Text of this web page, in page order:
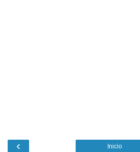
‹ Inicio